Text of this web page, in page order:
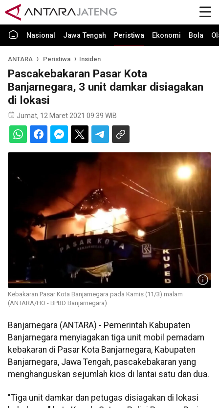
Nasional Jawa Tengah Peristiwa Ekonomi Bola
ANTARA Peristiwa Insiden
Pascakebakaran Pasar Kota
Banjarnegara, 3 unit damkar disiagakan
di lokasi
Jumat, 12 Maret 2021 09:39 WIB
Kebakaran Pasar Kota Banjarnegara pada Kamis (11/3) malam
(ANTARA/HO - BPBD Banjarnegara)
Banjarnegara (ANTARA) - Pemerintah Kabupaten
Banjarnegara menyiagakan tiga unit mobil pemadam
kebakaran di Pasar Kota Banjarnegara, Kabupaten
Banjarnegara, Jawa Tengah, pascakebakaran yang
menghanguskan sejumlah kios di lantai satu dan dua.
"Tiga unit damkar dan petugas disiagakan di lokasi